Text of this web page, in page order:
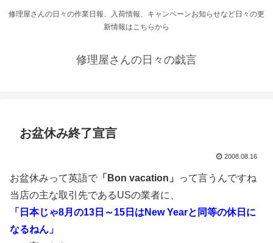
修理屋さんの日々の作業日報、入荷情報、キャンペーンお知らせなど日々の更
新情報はこちらから
修理屋さんの日々の戯言
お盆休み終了宣言
2008.08.16
お盆休みって英語で 「Bon vacation」
って言うんですね
当店の主な取引先であるUSの業者に、
「日本じゃ8月の13日～15日はNew Yearと同等の休日に
なるねん」